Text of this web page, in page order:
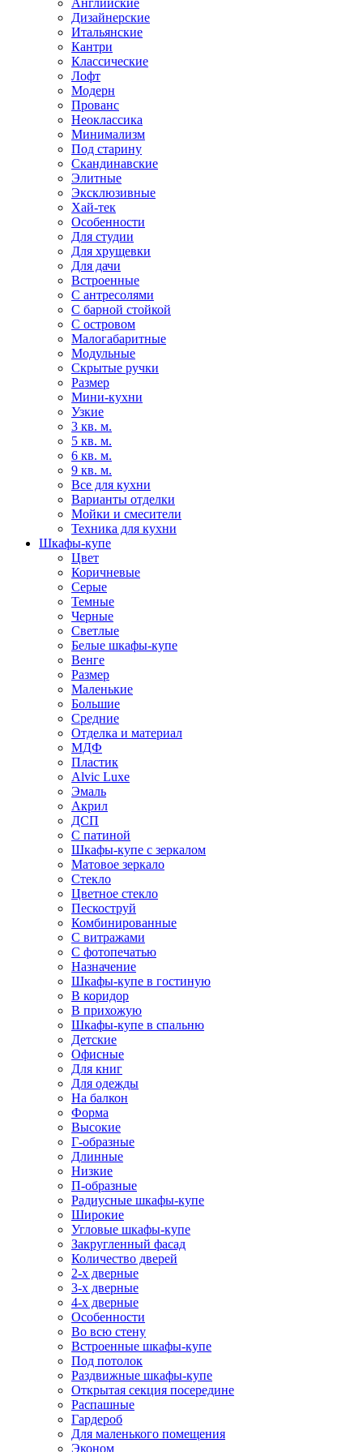
Английские
Дизайнерские
Итальянские
Кантри
Классические
Лофт
Модерн
Прованс
Неоклассика
Минимализм
Под старину
Скандинавские
Элитные
Эксклюзивные
Хай-тек
Особенности
Для студии
Для хрущевки
Для дачи
Встроенные
С антресолями
С барной стойкой
С островом
Малогабаритные
Модульные
Скрытые ручки
Размер
Мини-кухни
Узкие
3 кв. м.
5 кв. м.
6 кв. м.
9 кв. м.
Все для кухни
Варианты отделки
Мойки и смесители
Техника для кухни
Шкафы-купе
Цвет
Коричневые
Серые
Темные
Черные
Светлые
Белые шкафы-купе
Венге
Размер
Маленькие
Большие
Средние
Отделка и материал
МДФ
Пластик
Alvic Luxe
Эмаль
Акрил
ДСП
С патиной
Шкафы-купе с зеркалом
Матовое зеркало
Стекло
Цветное стекло
Пескоструй
Комбинированные
С витражами
С фотопечатью
Назначение
Шкафы-купе в гостиную
В коридор
В прихожую
Шкафы-купе в спальню
Детские
Офисные
Для книг
Для одежды
На балкон
Форма
Высокие
Г-образные
Длинные
Низкие
П-образные
Радиусные шкафы-купе
Широкие
Угловые шкафы-купе
Закругленный фасад
Количество дверей
2-х дверные
3-х дверные
4-х дверные
Особенности
Во всю стену
Встроенные шкафы-купе
Под потолок
Раздвижные шкафы-купе
Открытая секция посередине
Распашные
Гардероб
Для маленького помещения
Эконом